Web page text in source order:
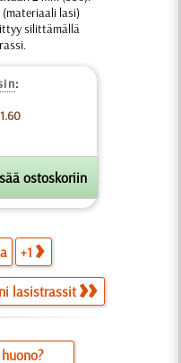
lasi)
silittämällä
:
+1
lasistrassit